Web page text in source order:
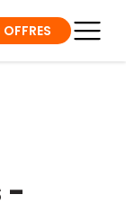
-